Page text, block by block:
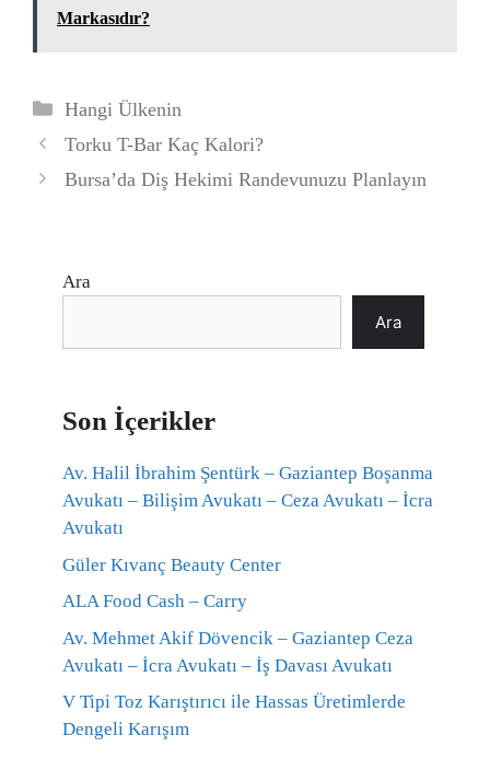
Markasıdır?
Kategoriler
Hangi Ülkenin
Torku T-Bar Kaç Kalori?
Bursa’da Diş Hekimi Randevunuzu Planlayın
Ara
Ara
Son İçerikler
Av. Halil İbrahim Şentürk – Gaziantep Boşanma
Avukatı – Bilişim Avukatı – Ceza Avukatı – İcra
Avukatı
Güler Kıvanç Beauty Center
ALA Food Cash – Carry
Av. Mehmet Akif Dövencik – Gaziantep Ceza
Avukatı – İcra Avukatı – İş Davası Avukatı
V Tipi Toz Karıştırıcı ile Hassas Üretimlerde
Dengeli Karışım